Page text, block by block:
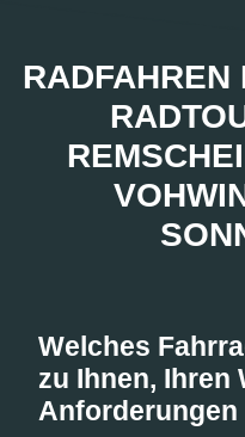
RADFAHREN
Welches
zu Ihnen, Ihren